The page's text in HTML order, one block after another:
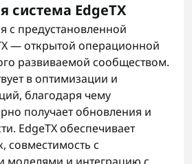
система EdgeTX
с предустановленной
— открытой операционной
развиваемой сообществом.
в оптимизации и
благодаря чему
получает обновления и
EdgeTX обеспечивает
совместимость с